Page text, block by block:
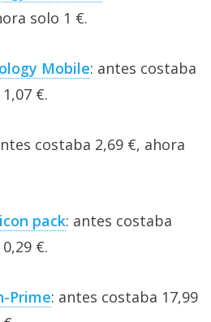
solo 1 €.
Mobile: antes costaba
€.
costaba 2,69 €, ahora
pack: antes costaba
€.
Prime: antes costaba 17,99